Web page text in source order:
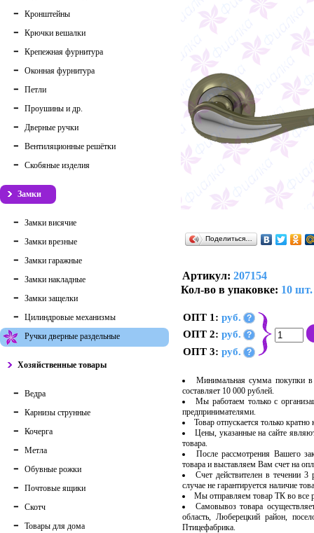
Кронштейны
Крючки вешалки
Крепежная фурнитура
Оконная фурнитура
Петли
Проушины и др.
Дверные ручки
Вентиляционные решётки
Скобяные изделия
Замки
Замки висячие
Замки врезные
Замки гаражные
Замки накладные
Замки защелки
Цилиндровые механизмы
Ручки дверные раздельные
Хозяйственные товары
Ведра
Карнизы струнные
Кочерга
Метла
Обувные рожки
Почтовые ящики
Скотч
Товары для дома
Поделиться…
Артикул: 207154
Кол-во в упаковке: 10 шт.
ОПТ 1: руб. ?
ОПТ 2: руб. ?
ОПТ 3: руб. ?
Минимальная сумма покупки в
составляет 10 000 рублей.
Мы работаем только с
предпринимателями.
Товар отпускается только
Цены, указанные на сайте
товара.
После рассмотрения Вашего
товара и выставляем Вам счет на
Счет действителен в течении
случае не гарантируется наличие
Мы отправляем товар ТК во
Самовывоз товара
область, Люберецкий район,
Птицефабрика.